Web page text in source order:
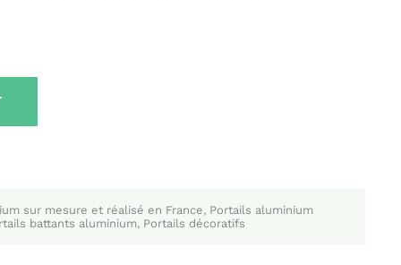
sur mesure et réalisé en France, Portails aluminium
battants aluminium, Portails décoratifs